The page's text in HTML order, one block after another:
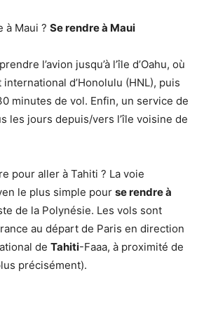
à Maui ? Se rendre à Maui
l’avion jusqu’à l’île d’Oahu, où
d’Honolulu (HNL), puis
minutes de vol. Enfin, un service de
les jours depuis/vers l’île voisine de
pour aller à Tahiti ? La voie
le plus simple pour se rendre à
de la Polynésie. Les vols sont
au départ de Paris en direction
de Tahiti-Faaa, à proximité de
précisément).